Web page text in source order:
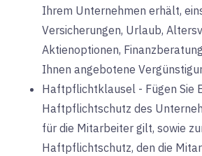
Ihrem Unternehmen erhält,
Versicherungen, Urlaub,
Aktienoptionen,
Ihnen angebotene
Haftpflichtklausel - Fügen Sie
Haftpflichtschutz des
für die Mitarbeiter gilt, sowie
Haftpflichtschutz, den die